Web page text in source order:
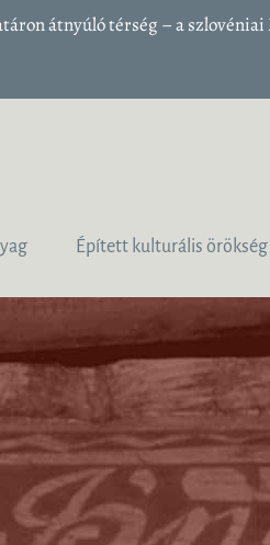
átnyúló térség – a
Épített kulturális örökség